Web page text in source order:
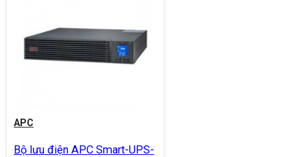
APC
Bộ lưu điện APC Smart-UPS-